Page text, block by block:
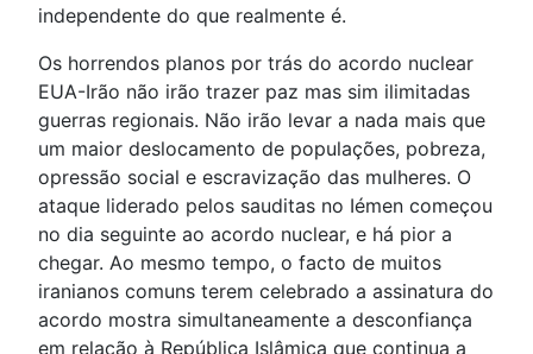
independente do que realmente é.
Os horrendos planos por trás do acordo nuclear
EUA-Irão não irão trazer paz mas sim ilimitadas
guerras regionais. Não irão levar a nada mais que
um maior deslocamento de populações, pobreza,
opressão social e escravização das mulheres. O
ataque liderado pelos sauditas no Iémen começou
no dia seguinte ao acordo nuclear, e há pior a
chegar. Ao mesmo tempo, o facto de muitos
iranianos comuns terem celebrado a assinatura do
acordo mostra simultaneamente a desconfiança
em relação à República Islâmica que continua a